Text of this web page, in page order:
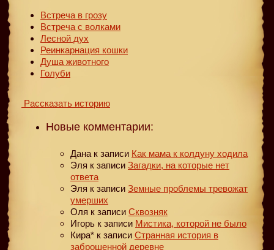
Встреча в грозу
Встреча с волками
Лесной дух
Реинкарнация кошки
Душа животного
Голуби
Рассказать историю
Новые комментарии:
Дана к записи Как мама к колдуну ходила
Эля к записи Загадки, на которые нет
ответа
Эля к записи Земные проблемы тревожат
умерших
Оля к записи Сквозняк
Игорь к записи Мистика, которой не было
Кира* к записи Странная история в
заброшенной деревне